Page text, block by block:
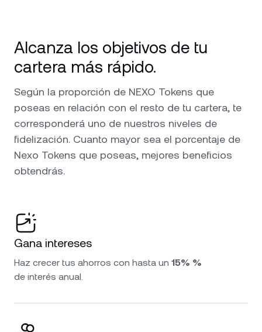
Alcanza los objetivos de tu
cartera más rápido.
Según la proporción de NEXO Tokens que
poseas en relación con el resto de tu cartera, te
corresponderá uno de nuestros niveles de
fidelización. Cuanto mayor sea el porcentaje de
Nexo Tokens que poseas, mejores beneficios
obtendrás.
Gana intereses
Haz crecer tus ahorros con hasta un 15% %
de interés anual.